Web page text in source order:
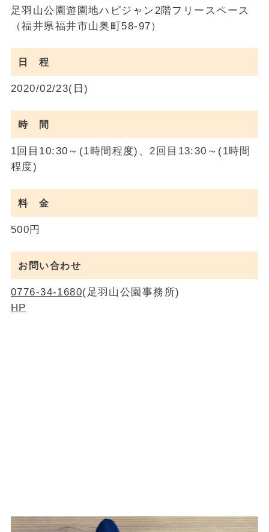
足羽山公園遊園地ハピジャン2階フリースペース
（福井県福井市山奥町58-97）
日 程
2020/02/23(日)
時 間
1回目10:30～(1時間程度)、2回目13:30～(1時間
程度)
料 金
500円
お問い合わせ
0776-34-1680(足羽山公園事務所)
HP